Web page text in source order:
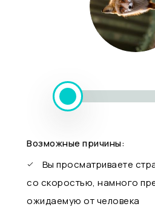
Возможные причины:
Вы просматриваете
со скоростью, намного
ожидаемую от человека